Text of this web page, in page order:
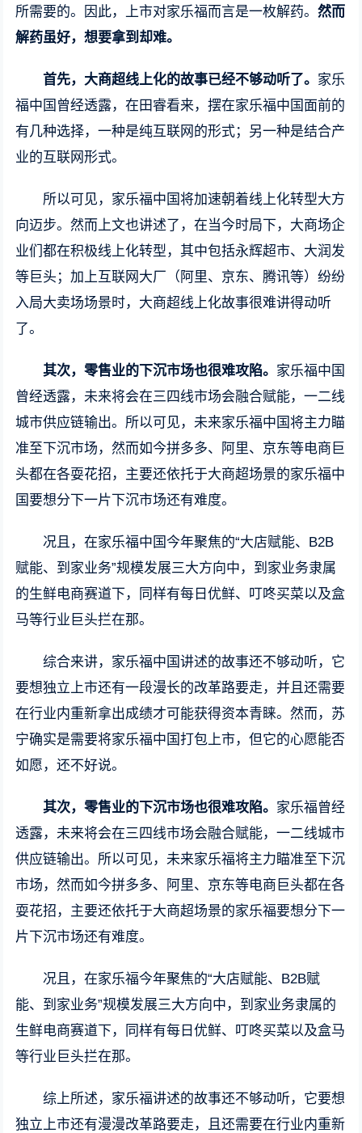
所需要的。因此，上市对家乐福而言是一枚解药。然而
解药虽好，想要拿到却难。
首先，大商超线上化的故事已经不够动听了。 家乐
福中国曾经透露，在田睿看来，摆在家乐福中国面前的
有几种选择，一种是纯互联网的形式；另一种是结合产
业的互联网形式。
所以可见，家乐福中国将加速朝着线上化转型大方
向迈步。然而上文也讲述了，在当今时局下，大商场企
业们都在积极线上化转型，其中包括永辉超市、大润发
等巨头；加上互联网大厂（阿里、京东、腾讯等）纷纷
入局大卖场场景时，大商超线上化故事很难讲得动听
了。
其次，零售业的下沉市场也很难攻陷。 家乐福中国
曾经透露，未来将会在三四线市场会融合赋能，一二线
城市供应链输出。所以可见，未来家乐福中国将主力瞄
准至下沉市场，然而如今拼多多、阿里、京东等电商巨
头都在各耍花招，主要还依托于大商超场景的家乐福中
国要想分下一片下沉市场还有难度。
况且，在家乐福中国今年聚焦的“大店赋能、B2B
赋能、到家业务”规模发展三大方向中，到家业务隶属
的生鲜电商赛道下，同样有每日优鲜、叮咚买菜以及盒
马等行业巨头拦在那。
综合来讲，家乐福中国讲述的故事还不够动听，它
要想独立上市还有一段漫长的改革路要走，并且还需要
在行业内重新拿出成绩才可能获得资本青睐。然而，苏
宁确实是需要将家乐福中国打包上市，但它的心愿能否
如愿，还不好说。
其次，零售业的下沉市场也很难攻陷。 家乐福曾经
透露，未来将会在三四线市场会融合赋能，一二线城市
供应链输出。所以可见，未来家乐福将主力瞄准至下沉
市场，然而如今拼多多、阿里、京东等电商巨头都在各
耍花招，主要还依托于大商超场景的家乐福要想分下一
片下沉市场还有难度。
况且，在家乐福今年聚焦的“大店赋能、B2B赋
能、到家业务”规模发展三大方向中，到家业务隶属的
生鲜电商赛道下，同样有每日优鲜、叮咚买菜以及盒马
等行业巨头拦在那。
综上所述，家乐福讲述的故事还不够动听，它要想
独立上市还有漫漫改革路要走，且还需要在行业内重新